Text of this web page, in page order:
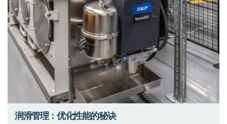
润滑管理：优化性能的秘诀